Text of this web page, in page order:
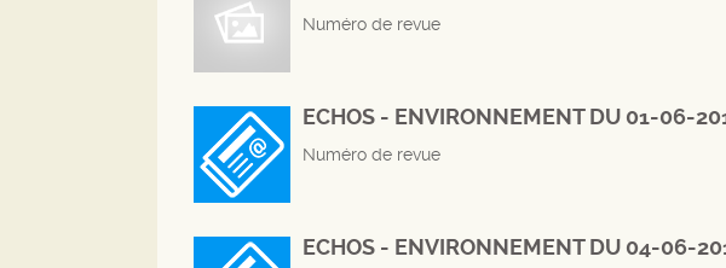
Numéro de revue
ECHOS - ENVIRONNEMENT DU 01-06-
Numéro de revue
ECHOS - ENVIRONNEMENT DU 04-06-